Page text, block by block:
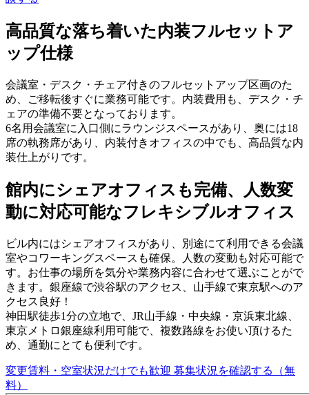
高品質な落ち着いた内装フルセットア
ップ仕様
会議室・デスク・チェア付きのフルセットアップ区画のた
め、ご移転後すぐに業務可能です。内装費用も、デスク・チ
ェアの準備不要となっております。
6名用会議室に入口側にラウンジスペースがあり、奥には18
席の執務席があり、内装付きオフィスの中でも、高品質な内
装仕上がりです。
館内にシェアオフィスも完備、人数変
動に対応可能なフレキシブルオフィス
ビル内にはシェアオフィスがあり、別途にて利用できる会議
室やコワーキングスペースも確保。人数の変動も対応可能で
す。お仕事の場所を気分や業務内容に合わせて選ぶことがで
きます。銀座線で渋谷駅のアクセス、山手線で東京駅へのア
クセス良好！
神田駅徒歩1分の立地で、JR山手線・中央線・京浜東北線、
東京メトロ銀座線利用可能で、複数路線をお使い頂けるた
め、通勤にとても便利です。
変更賃料・空室状況だけでも歓迎 募集状況を確認する（無
料）